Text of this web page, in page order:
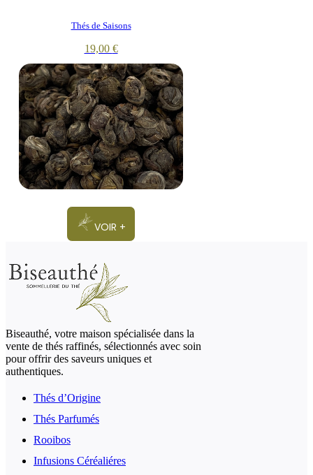
Thés de Saisons
19,00 €
VOIR +
Biseauthé, votre maison spécialisée dans la
vente de thés raffinés, sélectionnés avec soin
pour offrir des saveurs uniques et
authentiques.
Thés d’Origine
Thés Parfumés
Rooibos
Infusions Céréaliéres